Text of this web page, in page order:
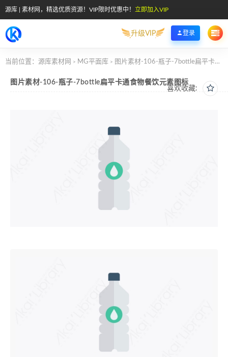
源库 | 素材网，精选优质资源！VIP限时优惠中！ 立即加入VIP
升级VIP 登录
当前位置： 源库素材网 > MG平面库 > 图片素材-106-瓶子-7bottle扁平卡通食物餐饮元素图标
喜欢收藏:
图片素材-106-瓶子-7bottle扁平卡通食物餐饮元素图标